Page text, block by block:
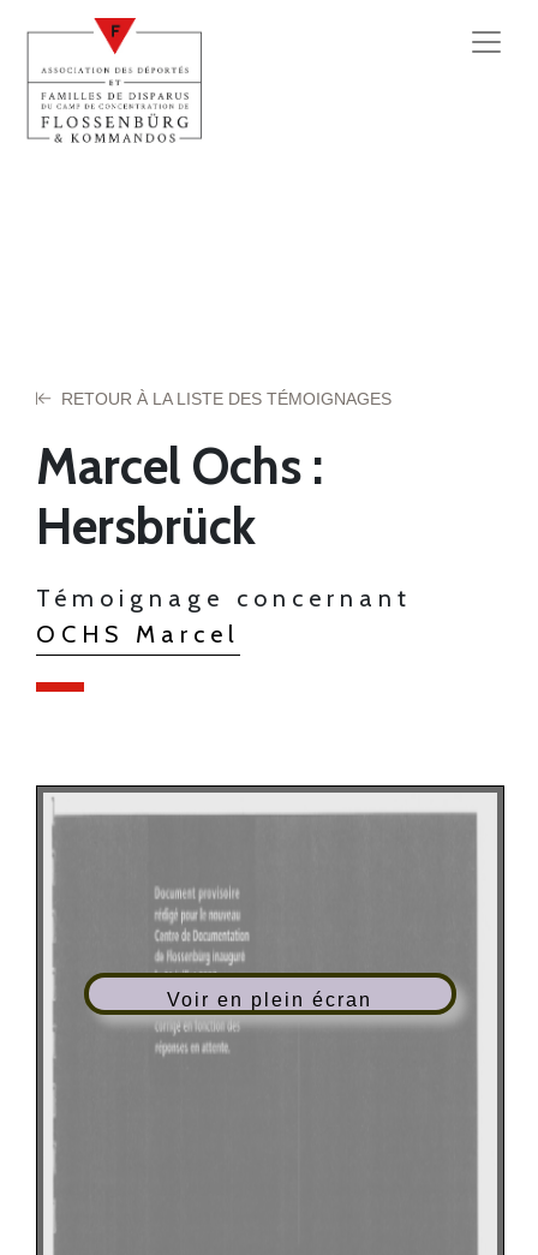
RETOUR À LA LISTE DES TÉMOIGNAGES
Marcel Ochs :
Hersbrück
Témoignage concernant
OCHS Marcel
Voir en plein écran